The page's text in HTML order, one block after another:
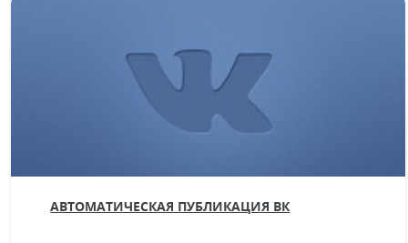
АВТОМАТИЧЕСКАЯ ПУБЛИКАЦИЯ ВК